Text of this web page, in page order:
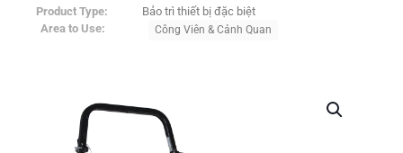
Product Type:
Bảo trì thiết bị đặc biệt
Area to Use:
Công Viên & Cảnh Quan